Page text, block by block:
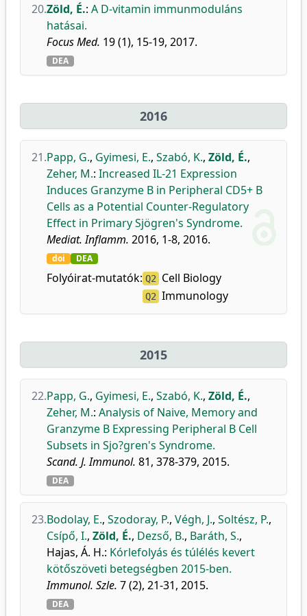
20.Zöld, É.: A D-vitamin immunmoduláns
hatásai.
Focus Med. 19 (1), 15-19, 2017.
DEA
2016
21.Papp, G., Gyimesi, E., Szabó, K., Zöld, É.,
Zeher, M.: Increased IL-21 Expression
Induces Granzyme B in Peripheral CD5+ B
Cells as a Potential Counter-Regulatory
Effect in Primary Sjögren's Syndrome.
Mediat. Inflamm. 2016, 1-8, 2016.
doi DEA
Folyóirat-mutatók: Q2 Cell Biology
Q2 Immunology
2015
22.Papp, G., Gyimesi, E., Szabó, K., Zöld, É.,
Zeher, M.: Analysis of Naive, Memory and
Granzyme B Expressing Peripheral B Cell
Subsets in Sjo?gren's Syndrome.
Scand. J. Immunol. 81, 378-379, 2015.
DEA
23.Bodolay, E., Szodoray, P., Végh, J., Soltész, P.,
Csípő, I., Zöld, É., Dezső, B., Baráth, S.,
Hajas, Á. H.: Kórlefolyás és túlélés kevert
kötőszöveti betegségben 2015-ben.
Immunol. Szle. 7 (2), 21-31, 2015.
DEA